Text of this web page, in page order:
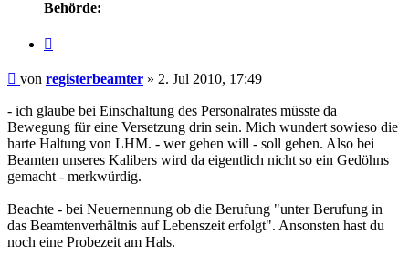
Behörde:
Beitrag
von registerbeamter » 2. Jul 2010, 17:49
- ich glaube bei Einschaltung des Personalrates müsste da
Bewegung für eine Versetzung drin sein. Mich wundert sowieso die
harte Haltung von LHM. - wer gehen will - soll gehen. Also bei
Beamten unseres Kalibers wird da eigentlich nicht so ein Gedöhns
gemacht - merkwürdig.
Beachte - bei Neuernennung ob die Berufung "unter Berufung in
das Beamtenverhältnis auf Lebenszeit erfolgt". Ansonsten hast du
noch eine Probezeit am Hals.